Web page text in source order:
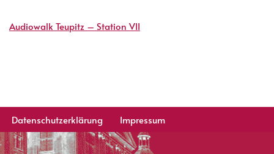
Audiowalk Teupitz – Station VII
Datenschutzerklärung Impressum